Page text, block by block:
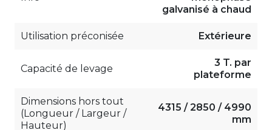
galvanisé à chaud
Utilisation préconisée Extérieure
Capacité de levage
3 T. par
plateforme
Dimensions hors tout
(Longueur / Largeur /
Hauteur)
4315 / 2850 / 4990
mm